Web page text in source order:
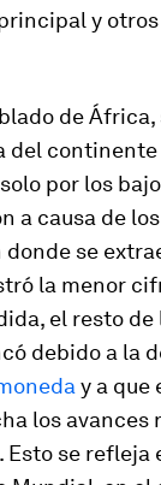
y
de
del continente
por los
a causa de
se
la menor
el resto
debido a la
y a que
los avances
se refleja